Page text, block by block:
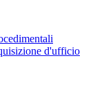
d'ufficio